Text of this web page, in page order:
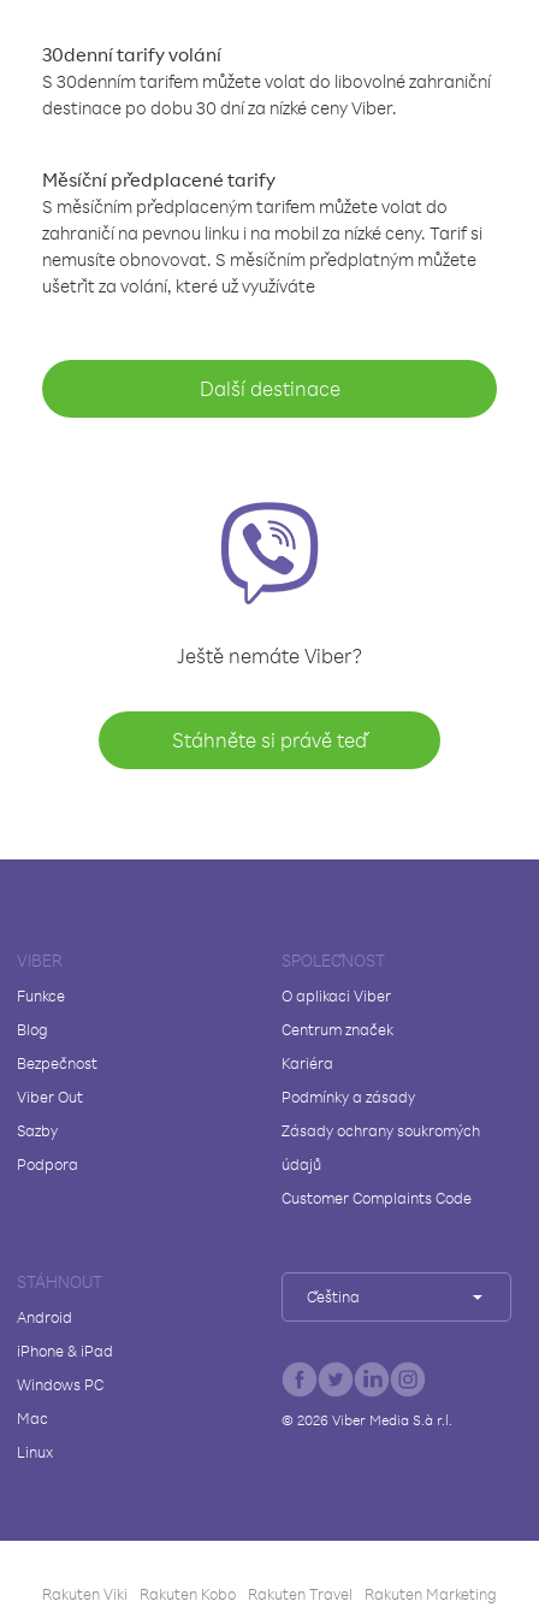
30denní tarify volání
S 30denním tarifem můžete volat do libovolné zahraniční
destinace po dobu 30 dní za nízké ceny Viber.
Měsíční předplacené tarify
S měsíčním předplaceným tarifem můžete volat do
zahraničí na pevnou linku i na mobil za nízké ceny. Tarif si
nemusíte obnovovat. S měsíčním předplatným můžete
ušetřit za volání, které už využíváte
Další destinace
Ještě nemáte Viber?
Stáhněte si právě teď
VIBER
Funkce
Blog
Bezpečnost
Viber Out
Sazby
Podpora
SPOLEČNOST
O aplikaci Viber
Centrum značek
Kariéra
Podmínky a zásady
Zásady ochrany soukromých
údajů
Customer Complaints Code
STÁHNOUT
Android
iPhone & iPad
Windows PC
Mac
Linux
Čeština
© 2026Viber Media S.à r.l.
Rakuten Viki Rakuten Kobo Rakuten Travel Rakuten Marketing